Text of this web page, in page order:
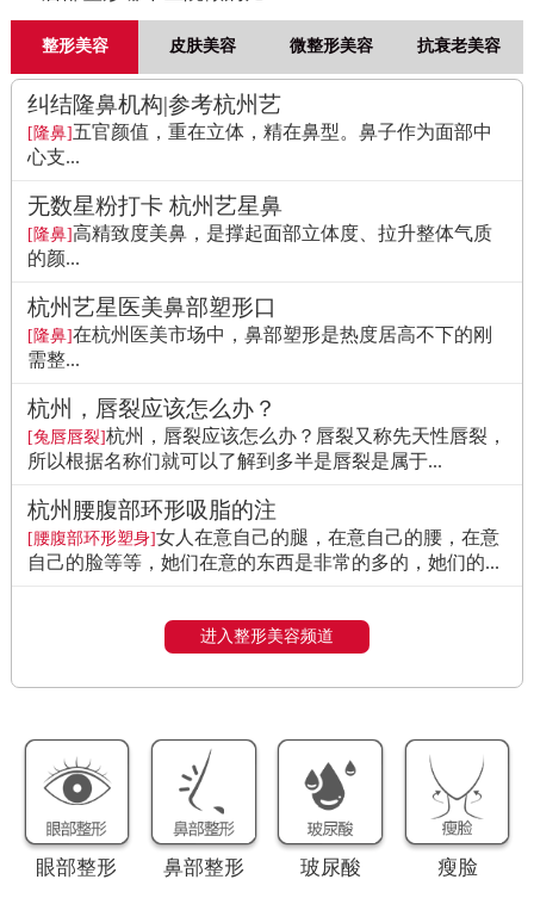
整形美容 皮肤美容 微整形美容 抗衰老美容
纠结隆鼻机构|参考杭州艺
[隆鼻]五官颜值，重在立体，精在鼻型。鼻子作为面部中
心支...
无数星粉打卡 杭州艺星鼻
[隆鼻]高精致度美鼻，是撑起面部立体度、拉升整体气质
的颜...
杭州艺星医美鼻部塑形口
[隆鼻]在杭州医美市场中，鼻部塑形是热度居高不下的刚
需整...
杭州，唇裂应该怎么办？
[兔唇唇裂]杭州，唇裂应该怎么办？唇裂又称先天性唇裂，
所以根据名称们就可以了解到多半是唇裂是属于...
杭州腰腹部环形吸脂的注
[腰腹部环形塑身]女人在意自己的腿，在意自己的腰，在意
自己的脸等等，她们在意的东西是非常的多的，她们的...
进入整形美容频道
眼部整形 鼻部整形 玻尿酸 瘦脸